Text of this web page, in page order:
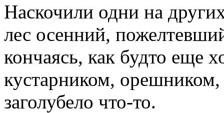
Наскочили одни на
лес осенний,
кончаясь, как будто еще
кустарником, орешником,
заголубело что-то.